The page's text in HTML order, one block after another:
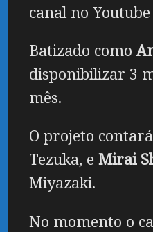
canal no
Batizado como
disponibilizar 3
mês.
O projeto
Tezuka, e Mirai
Miyazaki.
No momento o